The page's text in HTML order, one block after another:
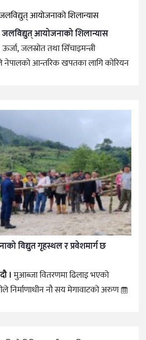
जलविद्युत् आयोजनाको शिलान्यास
ऊर्जा, जलस्रोत तथा सिँचाइमन्त्री
नेपालको आन्तरिक खपतका लागि कोरियन
विद्युत गृहस्थल र प्रवेशमार्ग छ
।मुआब्जा वितरणमा ढिलाइ भएको
निर्माणाधीन नौ सय मेगावाटको अरुण